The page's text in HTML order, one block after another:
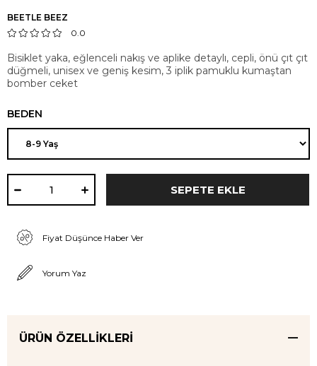
BEETLE BEEZ
0.0
Bisiklet yaka, eğlenceli nakış ve aplike detaylı, cepli, önü çıt çıt
düğmeli, unisex ve geniş kesim, 3 iplik pamuklu kumaştan
bomber ceket
BEDEN
Fiyat Düşünce Haber Ver
Yorum Yaz
ÜRÜN ÖZELLIKLERI